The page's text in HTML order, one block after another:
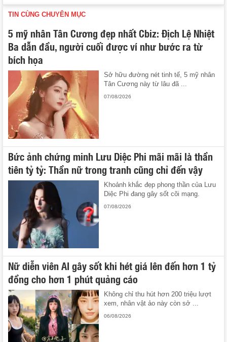
TIN CÙNG CHUYÊN MỤC
5 mỹ nhân Tân Cương đẹp nhất Cbiz: Địch Lệ Nhiệt
Ba dẫn đầu, người cuối được ví như bước ra từ
bích họa
Sở hữu đường nét tinh tế, 5 mỹ nhân
Tân Cương này từ lâu đã ...
07/08/2026
Bức ảnh chứng minh Lưu Diệc Phi mãi mãi là thần
tiên tỷ tỷ: Thần nữ trong tranh cũng chỉ đến vậy
Khoảnh khắc đẹp phong thần của Lưu
Diệc Phi đang gây sốt cõi mạng.
07/08/2026
Nữ diễn viên AI gây sốt khi hét giá lên đến hơn 1 tỷ
đồng cho hơn 1 phút quảng cáo
Không chỉ thu hút hơn 200 triệu lượt
xem, nhân vật ảo này còn sở ...
06/08/2026